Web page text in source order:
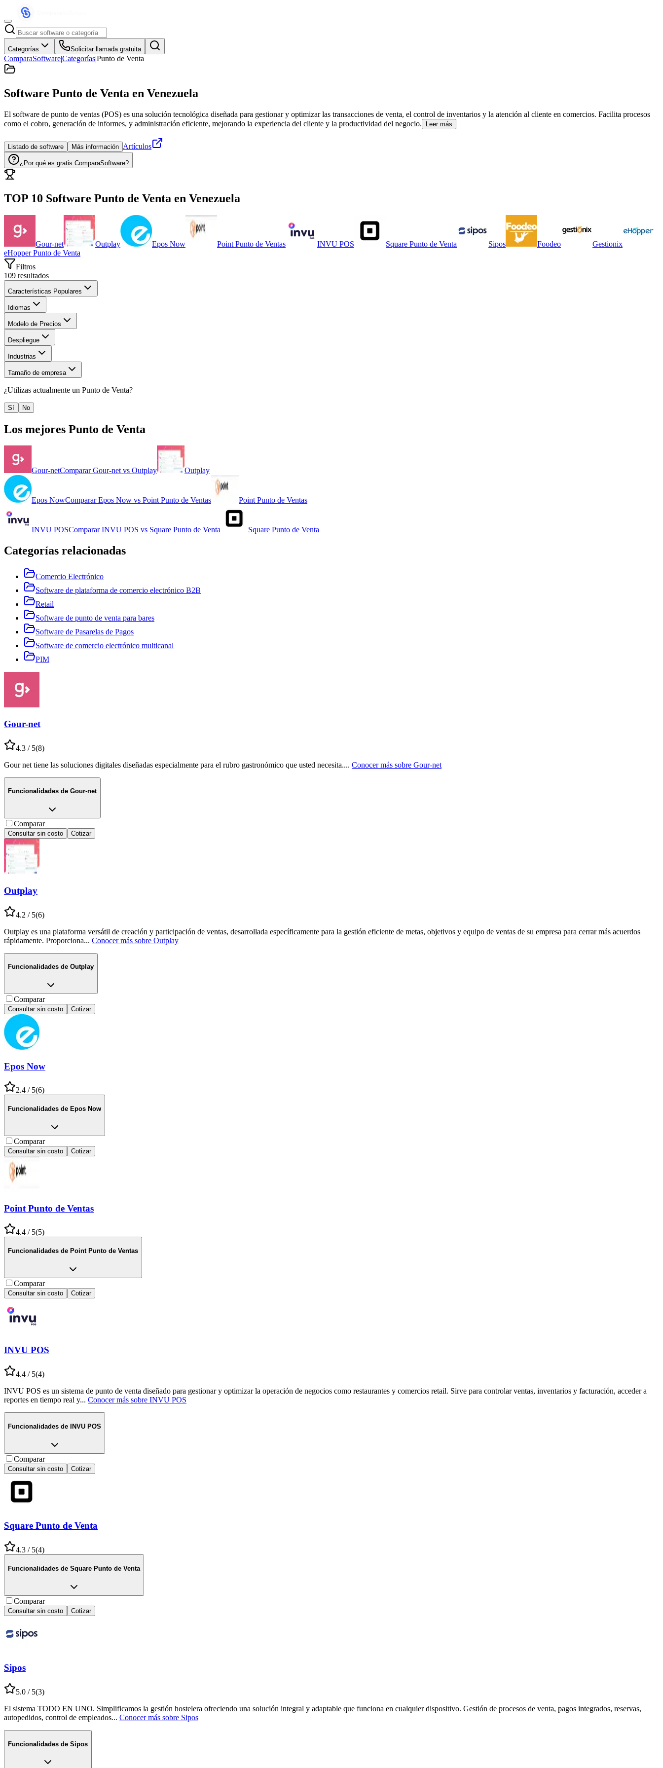
Categorías Solicitar llamada gratuita
ComparaSoftware|Categorías|Punto de Venta
Software Punto de Venta en Venezuela
El software de punto de ventas (POS) es una solución tecnológica diseñada para gestionar y optimizar las transacciones de venta, el control de inventarios y la atención al cliente en comercios. Facilita procesos
como el cobro, generación de informes, y administración eficiente, mejorando la experiencia del cliente y la productividad del negocio.
Leer más
Listado de software Más información Artículos
¿Por qué es gratis ComparaSoftware?
TOP 10 Software Punto de Venta en Venezuela
Gour-net Outplay Epos Now Point Punto de Ventas INVU POS Square Punto de Venta Sipos Foodeo
Gestionix
eHopper Punto de Venta
Filtros
109 resultados
Características Populares
Idiomas
Modelo de Precios
Despliegue
Industrias
Tamaño de empresa
¿Utilizas actualmente un Punto de Venta?
Sí No
Los mejores Punto de Venta
Gour-netComparar Gour-netvs Outplay Outplay
Epos NowComparar Epos Now vs Point Punto de Ventas Point Punto de Ventas
INVU POSComparar INVU POS vs Square Punto de Venta Square Punto de Venta
Categorías relacionadas
Comercio Electrónico
Software de plataforma de comercio electrónico B2B
Retail
Software de punto de venta para bares
Software de Pasarelas de Pagos
Software de comercio electrónico multicanal
PIM
Gour-net
4.3 / 5(8)
Gour net tiene las soluciones digitales diseñadas especialmente para el rubro gastronómico que usted necesita.... Conocer más sobre Gour-net
Funcionalidades de Gour-net
Comparar
Consultar sin costo Cotizar
Outplay
4.2 / 5(6)
Outplay es una plataforma versátil de creación y participación de ventas, desarrollada específicamente para la gestión eficiente de metas, objetivos y equipo de ventas de su empresa para cerrar más acuerdos
rápidamente. Proporciona... Conocer más sobre Outplay
Funcionalidades de Outplay
Comparar
Consultar sin costo Cotizar
Epos Now
2.4 / 5(6)
Funcionalidades de Epos Now
Comparar
Consultar sin costo Cotizar
Point Punto de Ventas
4.4 / 5(5)
Funcionalidades de Point Punto de Ventas
Comparar
Consultar sin costo Cotizar
INVU POS
4.4 / 5(4)
INVU POS es un sistema de punto de venta diseñado para gestionar y optimizar la operación de negocios como restaurantes y comercios retail. Sirve para controlar ventas, inventarios y facturación, acceder a
reportes en tiempo real y... Conocer más sobre INVU POS
Funcionalidades de INVU POS
Comparar
Consultar sin costo Cotizar
Square Punto de Venta
4.3 / 5(4)
Funcionalidades de Square Punto de Venta
Comparar
Consultar sin costo Cotizar
Sipos
5.0 / 5(3)
El sistema TODO EN UNO. Simplificamos la gestión hostelera ofreciendo una solución integral y adaptable que funciona en cualquier dispositivo. Gestión de procesos de venta, pagos integrados, reservas,
autopedidos, control de empleados... Conocer más sobre Sipos
Funcionalidades de Sipos